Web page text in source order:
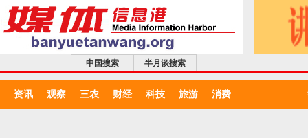
中国搜索 半月谈搜索
资讯 观察 三农 财经 科技 旅游 消费